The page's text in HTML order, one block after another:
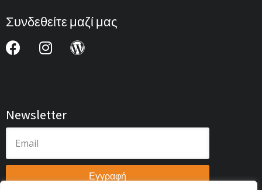
Συνδεθείτε μαζί μας
Newsletter
Εγγραφή